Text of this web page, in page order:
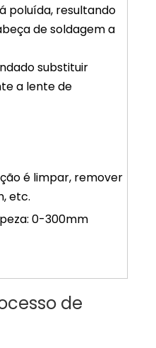
poluída, resultando
de soldagem a
substituir
a lente de
é limpar, remover
etc.
0-300mm
de